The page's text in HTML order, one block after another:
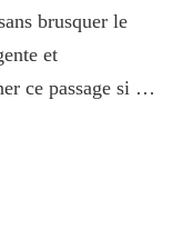
brusquer le
et
ce passage si …